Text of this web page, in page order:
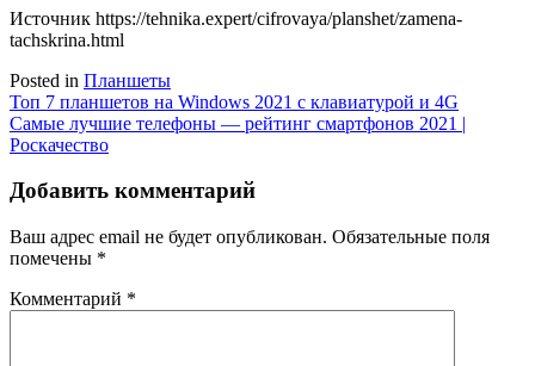
Источник https://tehnika.expert/cifrovaya/planshet/zamena-
tachskrina.html
Posted in Планшеты
Навигация
по
Топ 7 планшетов на Windows 2021 с клавиатурой и 4G
Самые лучшие телефоны — рейтинг смартфонов 2021 |
Роскачество
Добавить комментарий
Ваш адрес email не будет опубликован. Обязательные поля
помечены *
Комментарий *